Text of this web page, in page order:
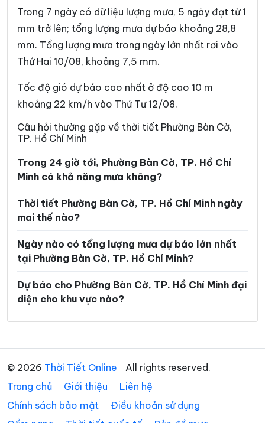
Phường Đông Hòa Phường Đông Hưng Thuận
Phường Đức Nhuận Phường Gia Định
Phường Gò Vấp
Phường Hiệp Bình Phường Hòa Hưng
Phường Lái Thiêu
Phường Long Bình Phường Long Hương
Phường Long Nguyên Phường Long Phước
Phường Long Trường Phường Minh Phụng
Phường Nhiêu Lộc Phường Phú An
Phường Phú Định Phường Phú Lâm
Phường Phú Nhuận
Phường Phú Thọ Hòa Phường Phú Thuận
Phường Phước Long Phường Phước Thắng
Phường Rạch Dừa Phường Sài Gòn
Phường Tam Bình Phường Tam Long
Trong 7 ngày có dữ liệu lượng mưa, 5 ngày đạt từ 1
mm trở lên; tổng lượng mưa dự báo khoảng 28,8
mm. Tổng lượng mưa trong ngày lớn nhất rơi vào
Thứ Hai 10/08, khoảng 7,5 mm.
Tốc độ gió dự báo cao nhất ở độ cao 10 m
khoảng 22 km/h vào Thứ Tư 12/08.
Câu hỏi thường gặp về thời tiết Phường Bàn Cờ,
TP. Hồ Chí Minh
Trong 24 giờ tới, Phường Bàn Cờ, TP. Hồ Chí
Minh có khả năng mưa không?
Thời tiết Phường Bàn Cờ, TP. Hồ Chí Minh ngày
mai thế nào?
Ngày nào có tổng lượng mưa dự báo lớn nhất
tại Phường Bàn Cờ, TP. Hồ Chí Minh?
Dự báo cho Phường Bàn Cờ, TP. Hồ Chí Minh đại
diện cho khu vực nào?
© 2026 Thời Tiết Online
All rights reserved.
Trang chủ
Giới thiệu
Liên hệ
Chính sách bảo mật
Điều khoản sử dụng